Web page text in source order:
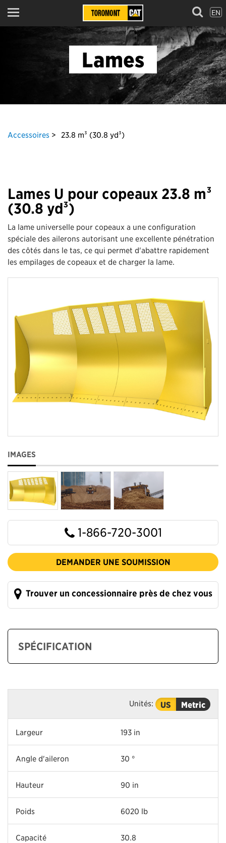
Menu EN
Lames
Accessoires 23.8 m³ (30.8 yd³)
Lames U pour copeaux 23.8 m³
(30.8 yd³)
La lame universelle pour copeaux a une configuration
spéciale des ailerons autorisant une excellente pénétration
des côtés dans le tas, ce qui permet d'abattre rapidement
les empilages de copeaux et de charger la lame.
IMAGES
1-866-720-3001
DEMANDER UNE SOUMISSION
Trouver un concessionnaire près de chez vous
SPÉCIFICATION
Unités: US Metric
Largeur 193 in
Angle d'aileron 30 °
Hauteur 90 in
Poids 6020 lb
Capacité 30.8